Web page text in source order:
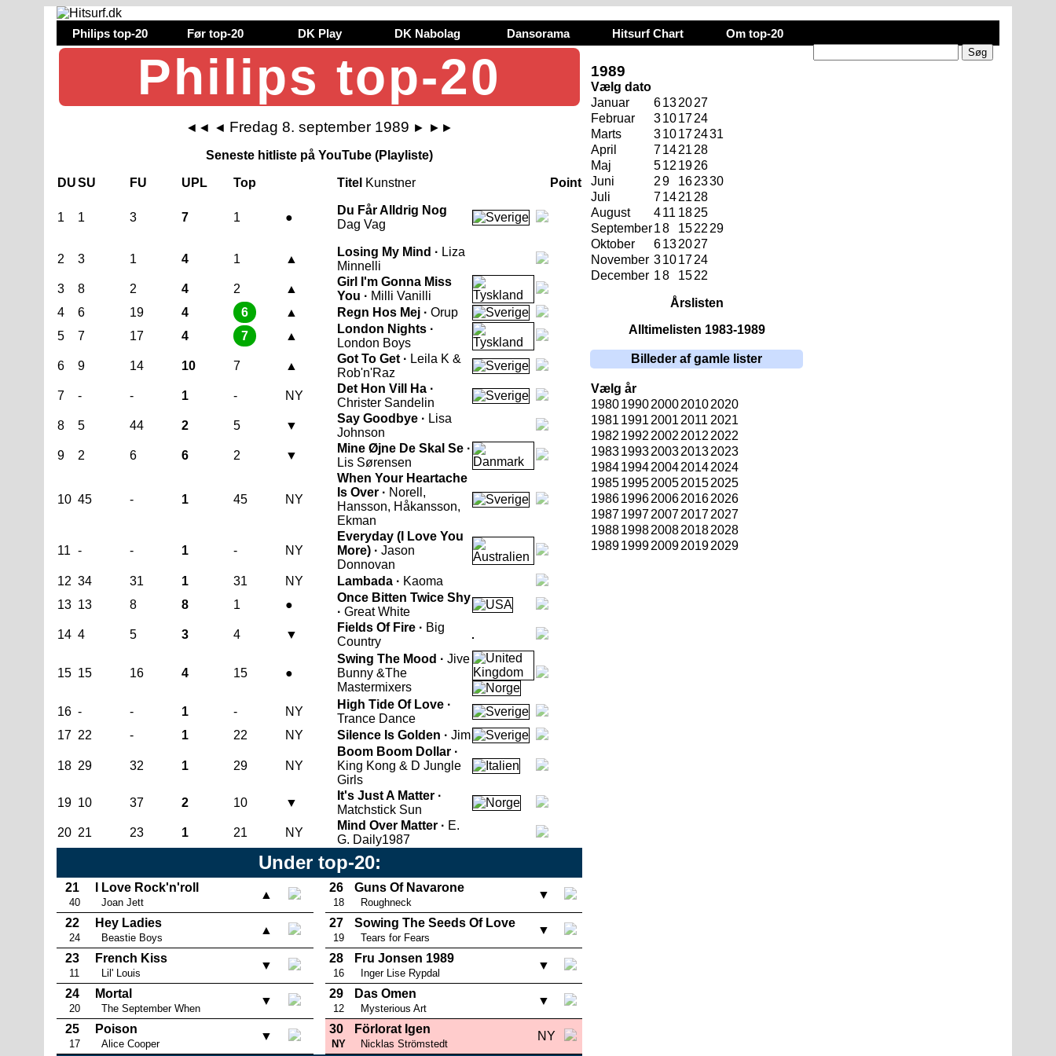
Philips top-20 Før top-20 DK Play DK Nabolag Dansorama Hitsurf Chart Om top-20
Philips top-20
◄◄ ◄ Fredag 8. september 1989 ► ►►
Seneste hitliste på YouTube (Playliste)
DUSU FU UPL Top Titel Kunstner Point
1 1 3 7 1 ●
Du Får Alldrig Nog
Dag Vag
2 3 1 4 1 ▲
Losing My Mind · Liza
Minnelli
3
8 2 4 2 ▲
Girl I'm Gonna Miss
You · Milli Vanilli
4
6 19 4 6 ▲ Regn Hos Mej · Orup
5
7 17 4 7 ▲
London Nights ·
London Boys
6
9 14 10 7 ▲
Got To Get · Leila K &
Rob'n'Raz
7
- - 1 - NY
Det Hon Vill Ha ·
Christer Sandelin
8
5 44 2 5 ▼
Say Goodbye · Lisa
Johnson
9
2 6 6 2 ▼
Mine Øjne De Skal Se ·
Lis Sørensen
10 45 - 1 45 NY
When Your Heartache
Is Over · Norell,
Hansson, Håkansson,
Ekman
11 - - 1 - NY
Everyday (I Love You
More) · Jason
Donnovan
12 34 31 1 31 NY Lambada · Kaoma
13 13 8 8 1 ●
Once Bitten Twice Shy
· Great White
14 4 5 3 4 ▼
Fields Of Fire · Big
Country
15 15 16 4 15 ●
Swing The Mood · Jive
Bunny &The
Mastermixers
16 - - 1 - NY
High Tide Of Love ·
Trance Dance
17 22 - 1 22 NY Silence Is Golden · Jim
18 29 32 1 29 NY
Boom Boom Dollar ·
King Kong & D Jungle
Girls
19 10 37 2 10 ▼
It's Just A Matter ·
Matchstick Sun
20 21 23 1 21 NY
Mind Over Matter · E.
G. Daily1987
Under top-20:
21
40
I Love Rock'n'roll
Joan Jett
▲
22
24
Hey Ladies
Beastie Boys
▲
23
11
French Kiss
Lil' Louis
▼
24
20
Mortal
The September When
▼
25
17
Poison
Alice Cooper
▼
26
18
Guns Of Navarone
Roughneck
▼
27
19
Sowing The Seeds Of Love
Tears for Fears
▼
28
16
Fru Jonsen 1989
Inger Lise Rypdal
▼
29
12
Das Omen
Mysterious Art
▼
30
NY
Förlorat Igen
Nicklas Strömstedt
NY
1989
Vælg dato
Januar
6132027
Februar
3101724
Marts
310172431
April
71421 28
Maj
512 1926
Juni
29 162330
Juli
71421 28
August
411 1825
September18 1522 29
Oktober
6132027
November 3101724
December 18 1522
Årslisten
Alltimelisten 1983-1989
Billeder af gamle lister
Vælg år
19801990200020102020
1981 1991 2001 2011 2021
1982 1992 2002 2012 2022
19831993200320132023
19841994200420142024
19851995200520152025
19861996200620162026
19871997200720172027
19881998200820182028
19891999200920192029